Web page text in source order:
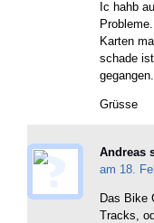
Ic hahb
Probleme.
Karten
schade
Grüsse
Andreas
am 18.
Das Bike
Tracks,